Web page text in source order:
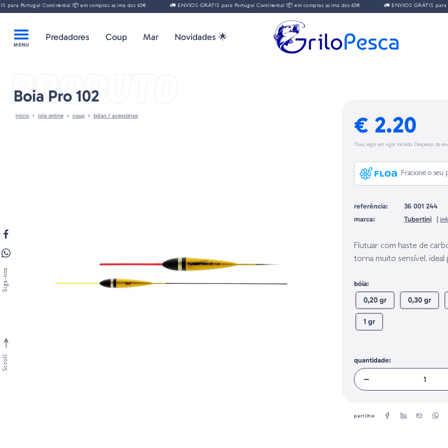
para Portugal Continental 📦 em compras acima dos 65€ 🚛 ENVIOS GRÁTIS para Portugal Continental 📦 em compras acima dos 65€ 🚛 ENVIOS GRÁTIS para
Predadores Coup Mar Novidades 🌟
PRODUTO
Boia Pro 102
início loja online coup bóias / acessórios € 2.20
Taxa legal em vigor incluído. Despesas de
Fracione o
referência:
36 001 244
marca:
Tubertini [
Flutuar com haste de
torna muito sensível, ideal
bóia:
0,20 gr 0,30 gr
1 gr
quantidade:
partilhe
Siga-nos
Scroll